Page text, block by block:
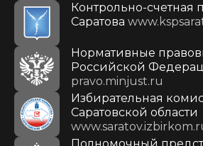
Контрольно-счетная
Саратова
Нормативные
Российской
pravo.minjust.ru
Избирательная
Саратовской области